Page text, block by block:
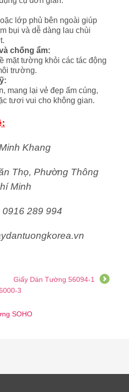
lớp phủ bên ngoài giúp
bụi và dễ dàng lau chùi
chống ẩm:
mặt tường khỏi các tác động
trường.
mang lại vẻ đẹp ấm cúng,
tươi vui cho không gian.
Khang
Thọ, Phường Thông
Minh
289 994
Giấy Dán Tường 56094-1
3
SOHO